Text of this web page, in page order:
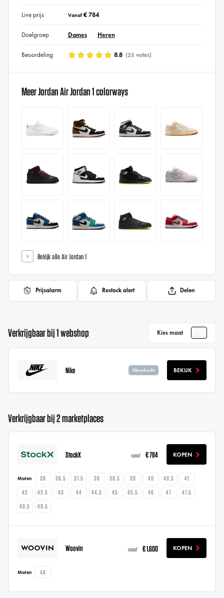
Live prijs Vanaf€ 784
Doelgroep Dames Heren
Beoordeling 8.8 (25 votes)
Meer Jordan Air Jordan 1 colorways
Bekijk alle Air Jordan 1
Prijsalarm Restock alert Delen
Verkrijgbaar bij 1 webshop Kies maat
Nike Uitverkocht BEKIJK
Verkrijgbaar bij 2 marketplaces
StockX vanaf € 784 KOPEN
Maten 36 36.5 37.5 38 38.5 39 40 40.5
41
42
42.5 43 44 44.5 45 45.5 46 47
47.5
48.5
49.5
Woovin vanaf € 1.600 KOPEN
Maten 46